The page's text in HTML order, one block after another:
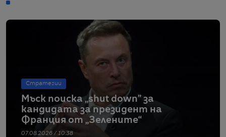
Стратегии
Мъск поиска „shut down” за
кандидата за президент на
Франция от „Зелените“
07.08.2026 / 10:38